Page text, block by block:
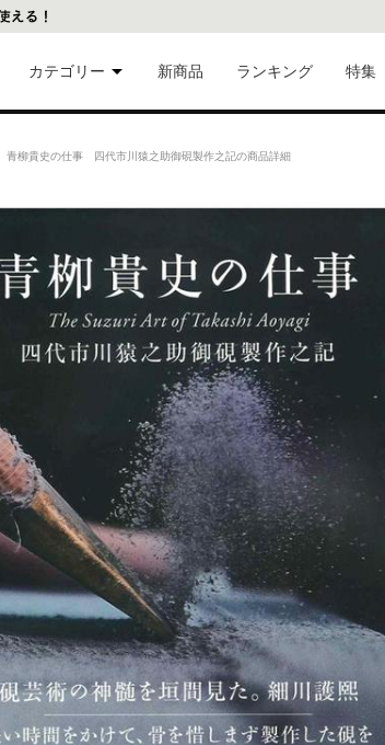
カテゴリー
美術品
映像・音
楽
文具
雑貨
家電
食品
eギフト
新商品 ランキング 特集
柳貴史の仕事 四代市川猿之助御硯製作之記の商品詳細